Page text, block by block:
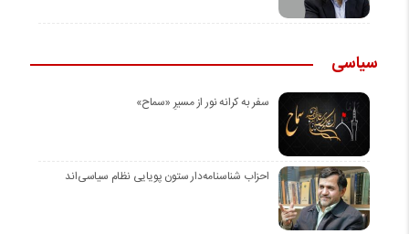
سیاسی
سفر به کرانه‌ نور از مسیرِ «سماح»
احزاب شناسنامه‌دار ستون پویایی نظام سیاسی‌اند